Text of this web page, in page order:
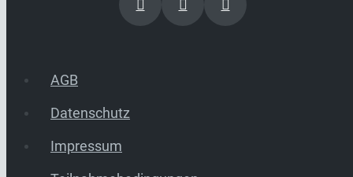
AGB
Datenschutz
Impressum